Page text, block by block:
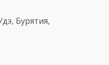
Бурятия,